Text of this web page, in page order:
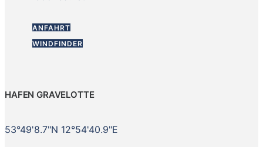
ANFAHRT
WINDFINDER
HAFEN GRAVELOTTE
53°49'8.7"N 12°54'40.9"E